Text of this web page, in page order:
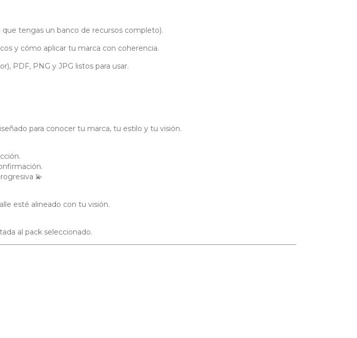
que tengas un banco de recursos completo).
y cómo aplicar tu marca con coherencia.
PDF, PNG y JPG listos para usar.
para conocer tu marca, tu estilo y tu visión.
💫
esté alineado con tu visión.
al pack seleccionado.